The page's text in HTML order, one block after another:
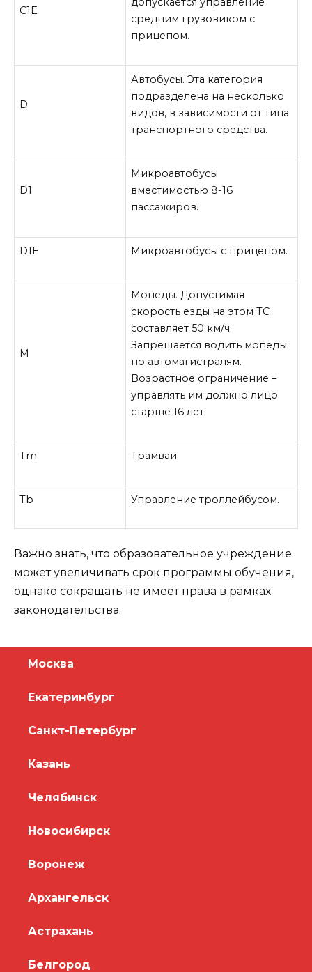
C1 E
средним грузовиком с
прицепом.
D
Автобусы. Эта категория
подразделена на несколько
видов, в зависимости от типа
транспортного средства.
D1
Микроавтобусы
вместимостью 8-16
пассажиров.
D1E Микроавтобусы с прицепом.
M
Мопеды. Допустимая
скорость езды на этом ТС
составляет 50 км/ч.
Запрещается водить мопеды
по автомагистралям.
Возрастное ограничение –
управлять им должно лицо
старше 16 лет.
Tm Трамваи.
Tb Управление троллейбусом.
Важно знать, что образовательное учреждение
может увеличивать срок программы обучения,
однако сокращать не имеет права в рамках
законодательства.
Москва
Екатеринбург
Санкт-Петербург
Казань
Челябинск
Новосибирск
Воронеж
Архангельск
Астрахань
Белгород